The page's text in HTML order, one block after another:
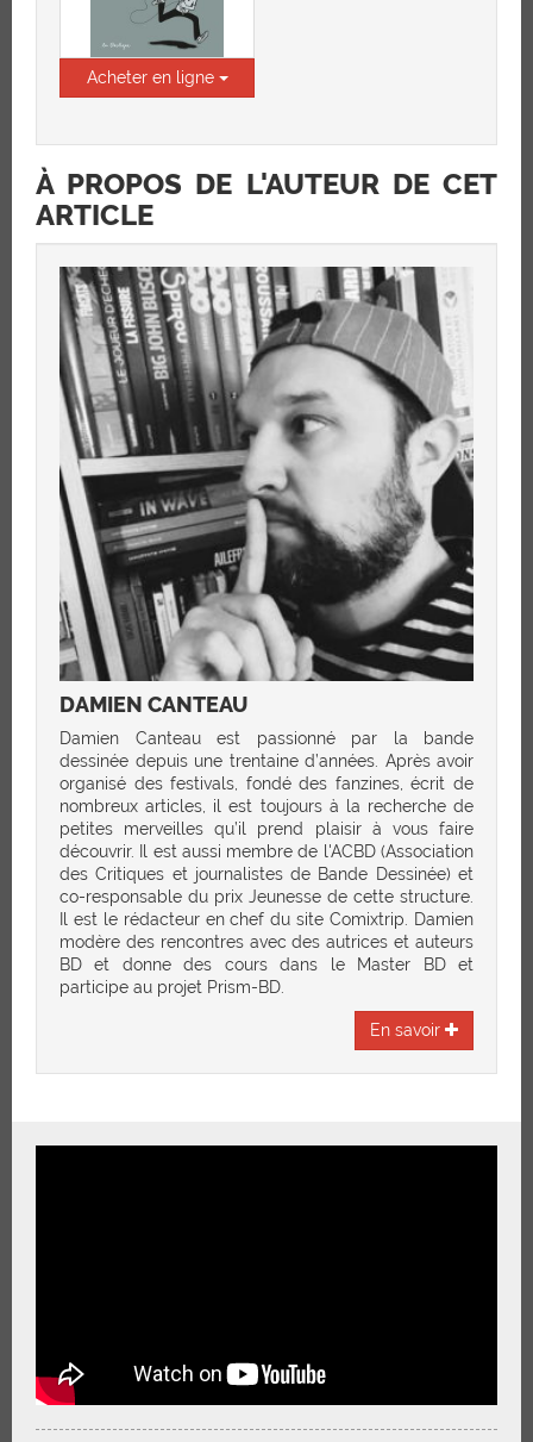
Acheter en ligne
À PROPOS DE L'AUTEUR DE CET
ARTICLE
DAMIEN CANTEAU
Damien Canteau est passionné par la bande
dessinée depuis une trentaine d’années. Après avoir
organisé des festivals, fondé des fanzines, écrit de
nombreux articles, il est toujours à la recherche de
petites merveilles qu’il prend plaisir à vous faire
découvrir. Il est aussi membre de l'ACBD (Association
des Critiques et journalistes de Bande Dessinée) et
co-responsable du prix Jeunesse de cette structure.
Il est le rédacteur en chef du site Comixtrip. Damien
modère des rencontres avec des autrices et auteurs
BD et donne des cours dans le Master BD et
participe au projet Prism-BD.
En savoir